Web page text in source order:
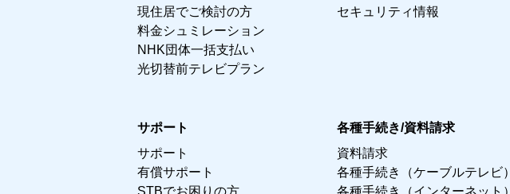
現住居でご検討の方
料金シュミレーション
NHK団体一括支払い
光切替前テレビプラン
セキュリティ情報
サポート
サポート
有償サポート
STBでお困りの方
各種手続き/資料請求
資料請求
各種手続き（ケーブルテレビ）
各種手続き（インターネット）